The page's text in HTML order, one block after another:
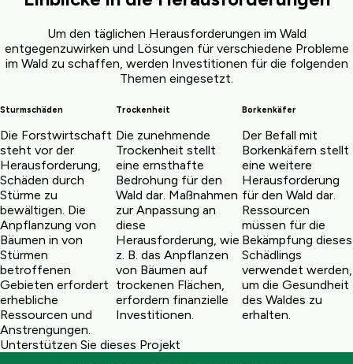
Um den täglichen Herausforderungen im Wald
entgegenzuwirken und Lösungen für verschiedene Probleme
im Wald zu schaffen, werden Investitionen für die folgenden
Themen eingesetzt.
Sturmschäden
Die Forstwirtschaft
steht vor der
Herausforderung,
Schäden durch
Stürme zu
bewältigen. Die
Anpflanzung von
Bäumen in von
Stürmen
betroffenen
Gebieten erfordert
erhebliche
Ressourcen und
Anstrengungen.
Trockenheit
Die zunehmende
Trockenheit stellt
eine ernsthafte
Bedrohung für den
Wald dar. Maßnahmen
zur Anpassung an
diese
Herausforderung, wie
z. B. das Anpflanzen
von Bäumen auf
trockenen Flächen,
erfordern finanzielle
Investitionen.
Borkenkäfer
Der Befall mit
Borkenkäfern stellt
eine weitere
Herausforderung
für den Wald dar.
Ressourcen
müssen für die
Bekämpfung dieses
Schädlings
verwendet werden,
um die Gesundheit
des Waldes zu
erhalten.
Unterstützen Sie dieses Projekt